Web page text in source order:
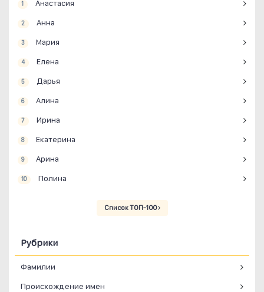
1 Анастасия
2 Анна
3 Мария
4 Елена
5 Дарья
6 Алина
7 Ирина
8 Екатерина
9 Арина
10 Полина
Список ТОП-100
Рубрики
Фамилии
Происхождение имен